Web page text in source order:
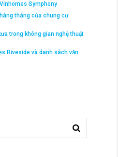
Symphony
tháng của chung cư
trong không gian nghệ thuật
Riveside và danh sách văn